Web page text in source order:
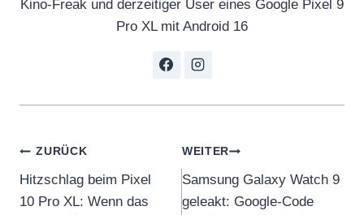
Kino-Freak und derzeitiger User eines Google Pixel 9
Pro XL mit Android 16
Beitragsnavigation
ZURÜCK
Hitzschlag beim Pixel
10 Pro XL: Wenn das
WEITER
Samsung Galaxy Watch 9
geleakt: Google-Code